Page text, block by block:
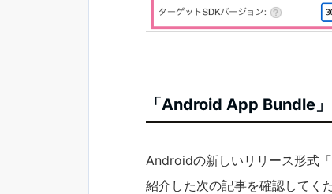
「Android App Bundle
Androidの新しいリリース形式
紹介した次の記事を確認してくだ